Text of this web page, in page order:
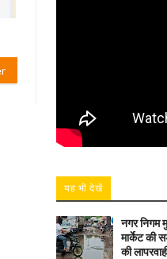
यह भी देखें
नगर निगम
मार्केट की
की